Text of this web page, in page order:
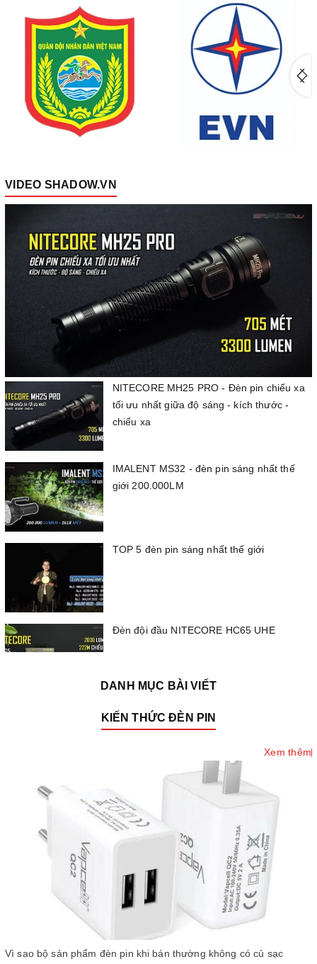
VIDEO SHADOW.VN
NITECORE MH25 PRO - Đèn pin chiếu xa
tối ưu nhất giữa độ sáng - kích thước -
chiếu xa
IMALENT MS32 - đèn pin sáng nhất thế
giới 200.000LM
TOP 5 đèn pin sáng nhất thế giới
Đèn đội đầu NITECORE HC65 UHE
ACEBEAM X75 - Đèn pin siêu sáng 80000
lumen
DANH MỤC BÀI VIẾT
KIẾN THỨC ĐÈN PIN
Xem thêm
Vì sao bộ sản phẩm đèn pin khi bán thường không có củ sạc